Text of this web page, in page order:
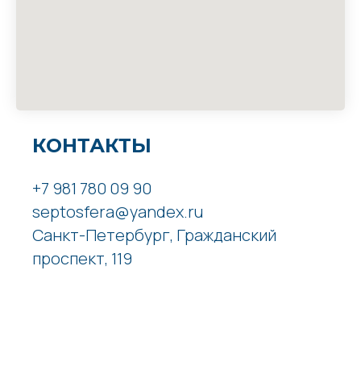
КОНТАКТЫ
+7 981 780 09 90
septosfera@yandex.ru
Санкт-Петербург, Гражданский
проспект, 119